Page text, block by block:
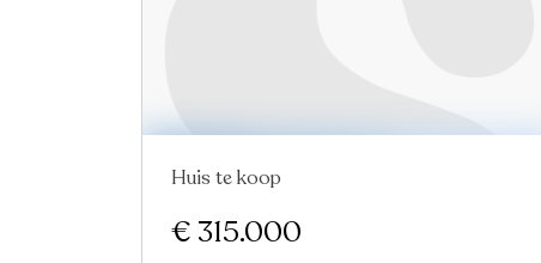
Huis te koop
€ 315.000